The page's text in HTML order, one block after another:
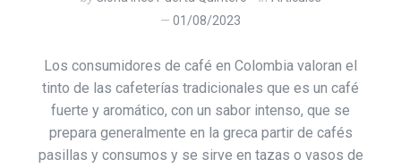
01/08/2023
Los consumidores de café en Colombia valoran el
tinto de las cafeterías tradicionales que es un café
fuerte y aromático, con un sabor intenso, que se
prepara generalmente en la greca partir de cafés
pasillas y consumos y se sirve en tazas o vasos de